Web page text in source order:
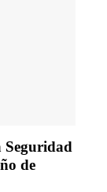
Seguridad
de